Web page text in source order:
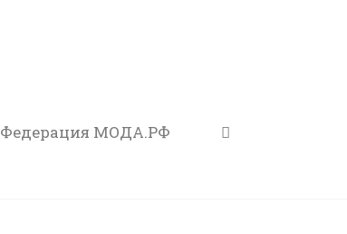
Федерация МОДА.РФ